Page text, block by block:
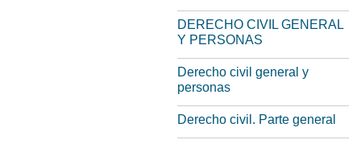
DERECHO CIVIL GENERAL
Y PERSONAS
Derecho civil general y
personas
Derecho civil. Parte general